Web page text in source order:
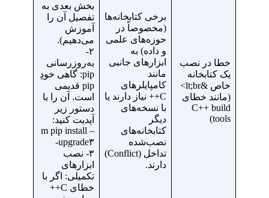
خطا در نصب
یک کتابخانه
خاص &lt;br>
(مانند خطای
C++ build
tools)
برخی کتابخانه‌ها
(مخصوصاً در
حوزه‌های علمی
و داده) به
ابزارهای جانبی
مانند
کامپایلرهای
C++ نیاز دارند یا
با نسخه‌های
دیگر
کتابخانه‌های
نصب‌شده
تداخل (Conflict)
دارند.
بخش بعدی به
تفصیل آن را
آموزش
می‌دهیم).
۲-
به‌روزرسانی
pip: گاهی خودِ
pip قدیمی
است. آن را با
دستور زیر
آپدیت کنید:
m pip install –
upgrade۳-
۳- نصب
ابزارهای
تکمیلی: اگر با
خطای C++